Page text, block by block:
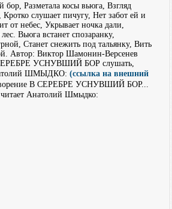
бор, Разметала косы вьюга, Взгляд
Кротко слушает пичугу, Нет забот ей и
от небес, Укрывает ночка дали,
Вьюга встанет спозаранку,
Станет снежить под тальянку, Вить
Автор: Виктор Шамонин-Версенев
УСНУВШИЙ БОР слушать,
ШМЫДКО: (ссылка на внешний
В СЕРЕБРЕ УСНУВШИЙ БОР...
читает Анатолий Шмыдко: